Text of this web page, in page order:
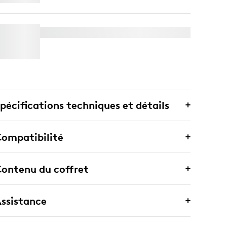
techniques et détails
du coffret